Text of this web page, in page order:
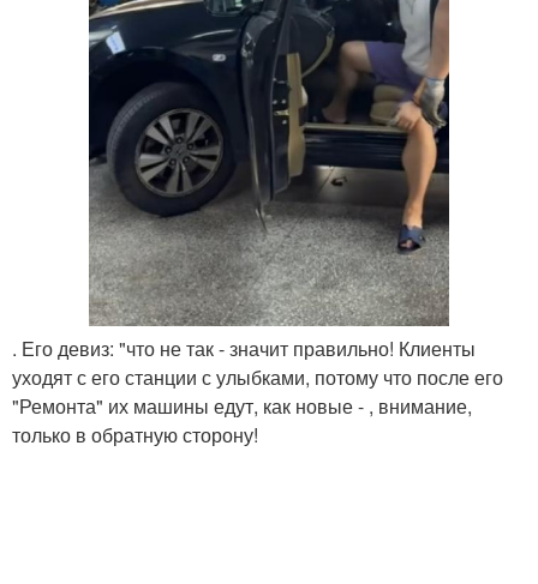
. Его девиз: "что не так - значит правильно! Клиенты
уходят с его станции с улыбками, потому что после его
"Ремонта" их машины едут, как новые - , внимание,
только в обратную сторону!